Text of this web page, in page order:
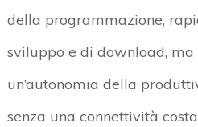
della programmazione,
sviluppo e di download,
un’autonomia della
senza una connettività